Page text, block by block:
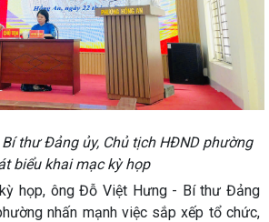
thư Đảng ủy, Chủ tịch HĐND phường
biểu khai mạc kỳ họp
họp, ông Đỗ Việt Hưng - Bí thư Đảng
nhấn mạnh việc sắp xếp tổ chức,